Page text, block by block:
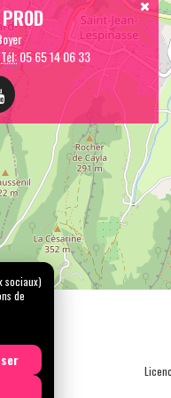
Tél:05 65 14 06 33
sociaux)
de